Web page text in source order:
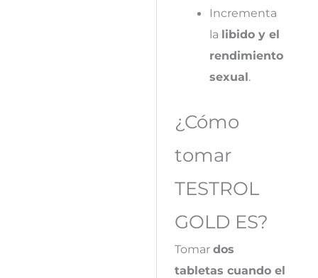
Incrementa
la libido y el
rendimiento
sexual.
¿Cómo
tomar
TESTROL
GOLD ES?
Tomar dos
tabletas cuando el